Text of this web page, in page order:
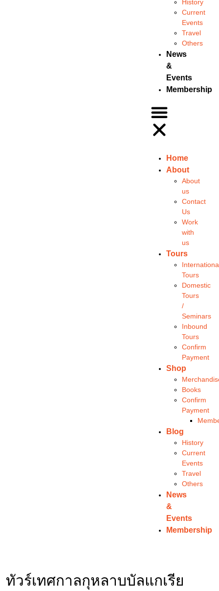
History
Current
Events
Travel
Others
News
&
Events
Membership
Home
About
About
us
Contact
Us
Work
with
us
Tours
Tours
Domestic
Tours
/
Seminars
Inbound
Tours
Confirm
Payment
Shop
Books
Confirm
Payment
Blog
History
Current
Events
Travel
Others
News
&
Events
Membership
ทัวร์เทศกาลกุหลาบบัลแกเรีย